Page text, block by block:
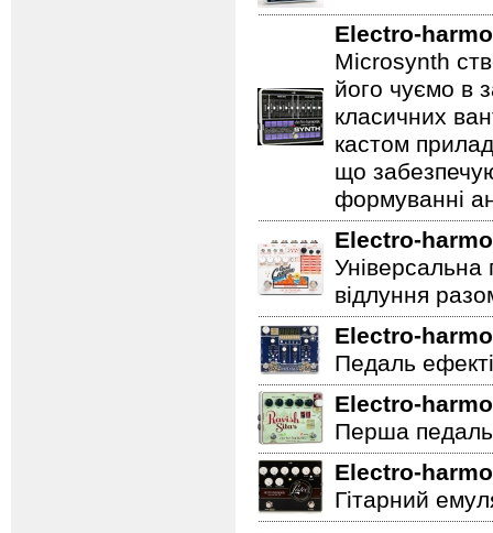
Electro-
Microsynth
його чуємо в
класичних
кастом
що
формуванні
Electro-
Універсальна
відлуння
Electro-
Педаль
Electro-
Перша
Electro-
Гітарний